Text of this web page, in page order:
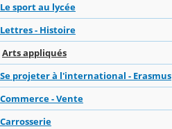
Le sport au lycée
Lettres - Histoire
Arts appliqués
Se projeter à l'international - Erasmus
Commerce - Vente
Carrosserie